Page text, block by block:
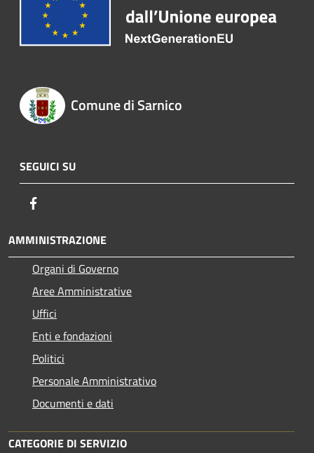
Comune di Sarnico
SEGUICI SU
AMMINISTRAZIONE
Organi di Governo
Aree Amministrative
Uffici
Enti e fondazioni
Politici
Personale Amministrativo
Documenti e dati
CATEGORIE DI SERVIZIO